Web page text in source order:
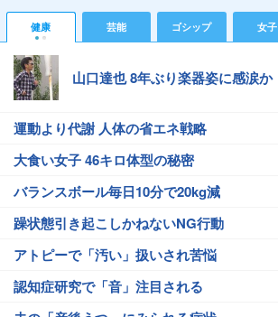
健康 芸能 ゴシップ 女子
山口達也 8年ぶり楽器姿に感涙か
運動より代謝 人体の省エネ戦略
大食い女子 46キロ体型の秘密
バランスボール毎日10分で20kg減
躁状態引き起こしかねないNG行動
アトピーで「汚い」扱いされ苦悩
認知症研究で「音」注目される